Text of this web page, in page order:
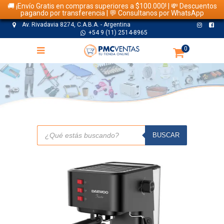
🚚 ¡Envío Gratis en compras superiores a $100.000! | 💸 Descuentos
pagando por transferencia | 💬 Consultanos por WhatsApp
Av. Rivadavia 8274, C.A.B.A. - Argentina
+54 9 (11) 2514-8965
0
TIENDA
Búsqueda
productos
BUSCAR